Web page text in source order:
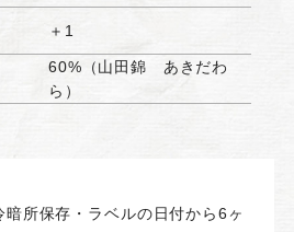
＋1
60%（山田錦 あきだわ
ら）
暗所保存・ラベルの日付から6ヶ